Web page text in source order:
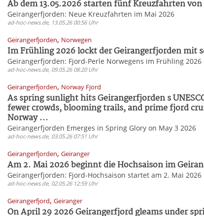
Ab dem 13.05.2026 starten fünf Kreuzfahrten
Geirangerfjorden: Neue Kreuzfahrten im Mai 2026
ad-hoc-news.de, 13.05.26 00:56 Uhr
Geirangerfjorden, Norwegen
Im Frühling 2026 lockt der Geirangerfjorden mit
Geirangerfjorden: Fjord-Perle Norwegens im Frühling 2026
ad-hoc-news.de, 09.05.26 08:20 Uhr
Geirangerfjorden, Norway Fjord
As spring sunlight hits Geirangerfjorden s
fewer crowds, blooming trails, and prime fjord
Norway ...
Geirangerfjorden Emerges in Spring Glory on May 3 2026
ad-hoc-news.de, 03.05.26 07:51 Uhr
Geirangerfjorden, Geiranger
Am 2. Mai 2026 beginnt die Hochsaison im
Geirangerfjorden: Fjord-Hochsaison startet am 2. Mai 2026
ad-hoc-news.de, 02.05.26 12:59 Uhr
Geirangerfjord, Geiranger
On April 29 2026 Geirangerfjord gleams under